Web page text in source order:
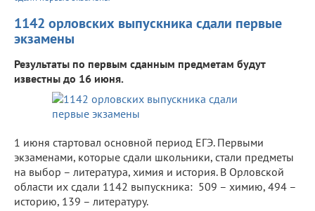
1142 орловских выпускника сдали первые
экзамены
Результаты по первым сданным предметам будут
известны до 16 июня.
1 июня стартовал основной период ЕГЭ. Первыми
экзаменами, которые сдали школьники, стали предметы
на выбор – литература, химия и история. В Орловской
области их сдали 1142 выпускника: 509 – химию, 494 –
историю, 139 – литературу.